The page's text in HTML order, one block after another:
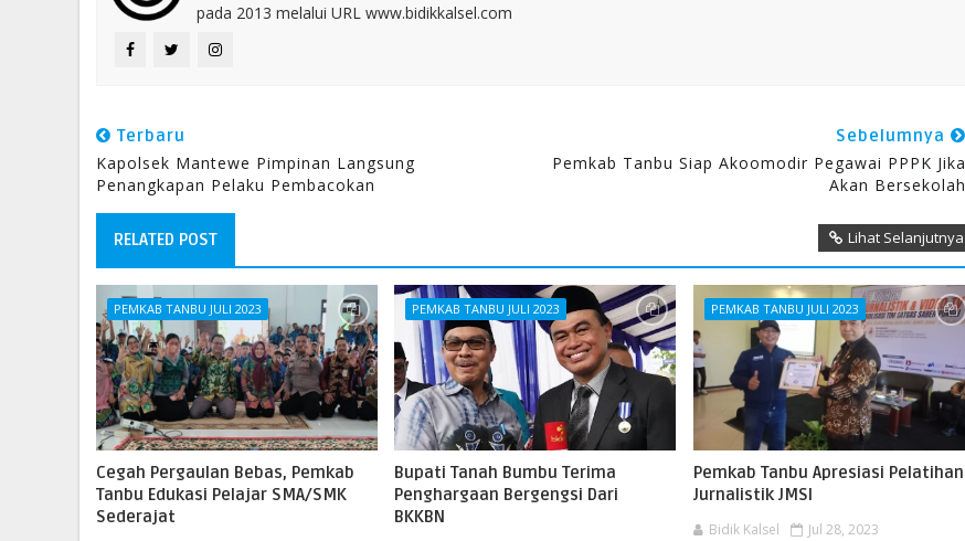
pada 2013 melalui URL www.bidikkalsel.com
Terbaru
Kapolsek Mantewe Pimpinan Langsung
Penangkapan Pelaku Pembacokan
Sebelumnya
Pemkab Tanbu Siap Akoomodir Pegawai PPPK Jika
Akan Bersekolah
RELATED POST Lihat Selanjutnya
PEMKAB TANBU JULI 2023
Cegah Pergaulan Bebas, Pemkab
Tanbu Edukasi Pelajar SMA/SMK
Sederajat
PEMKAB TANBU JULI 2023
Bupati Tanah Bumbu Terima
Penghargaan Bergengsi Dari
BKKBN
PEMKAB TANBU JULI 2023
Pemkab Tanbu Apresiasi Pelatihan
Jurnalistik JMSI
Bidik Kalsel Jul 28, 2023